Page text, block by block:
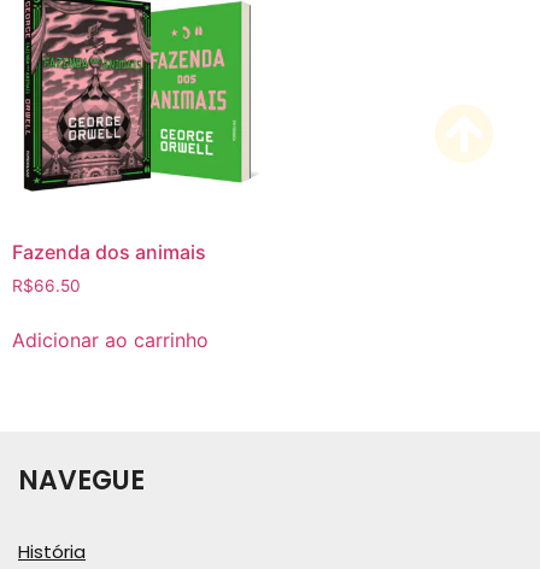
Fazenda dos animais
R$66.50
Adicionar ao carrinho
NAVEGUE
História